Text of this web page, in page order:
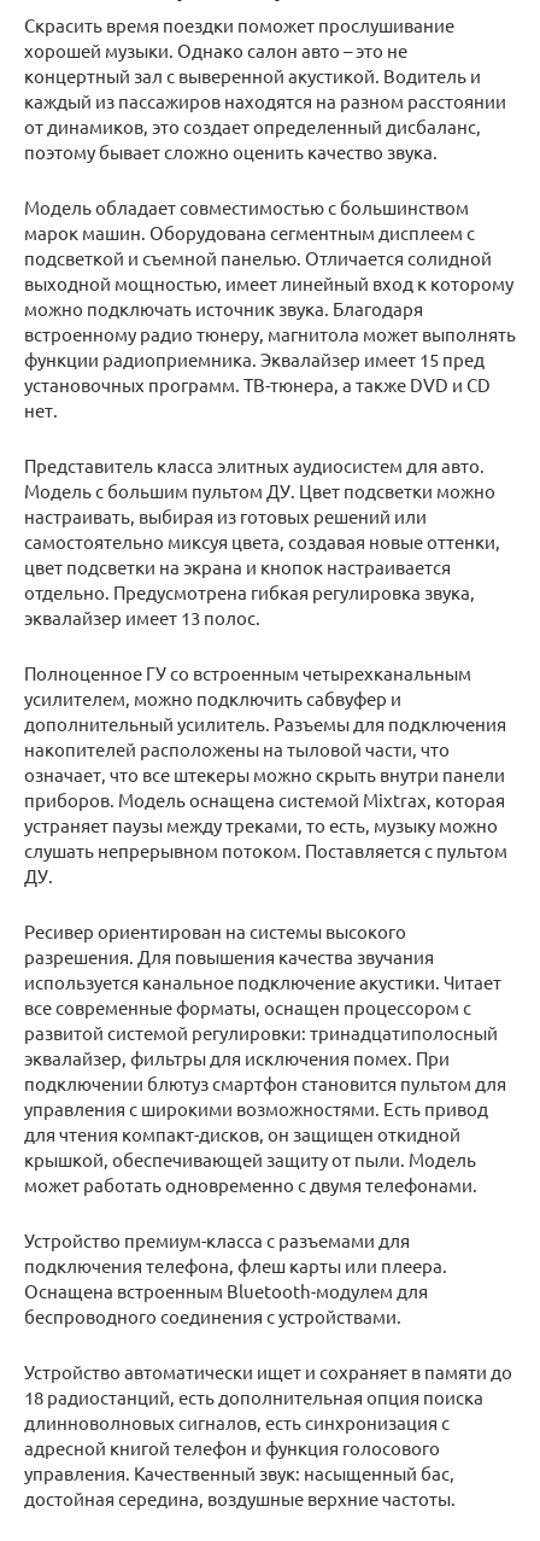
Скрасить время поездки поможет прослушивание
хорошей музыки. Однако салон авто – это не
концертный зал с выверенной акустикой. Водитель и
каждый из пассажиров находятся на разном расстоянии
от динамиков, это создает определенный дисбаланс,
поэтому бывает сложно оценить качество звука.
Модель обладает совместимостью с большинством
марок машин. Оборудована сегментным дисплеем с
подсветкой и съемной панелью. Отличается солидной
выходной мощностью, имеет линейный вход к которому
можно подключать источник звука. Благодаря
встроенному радио тюнеру, магнитола может выполнять
функции радиоприемника. Эквалайзер имеет 15 пред
установочных программ. ТВ-тюнера, а также DVD и CD
нет.
Представитель класса элитных аудиосистем для авто.
Модель с большим пультом ДУ. Цвет подсветки можно
настраивать, выбирая из готовых решений или
самостоятельно миксуя цвета, создавая новые оттенки,
цвет подсветки на экрана и кнопок настраивается
отдельно. Предусмотрена гибкая регулировка звука,
эквалайзер имеет 13 полос.
Полноценное ГУ со встроенным четырехканальным
усилителем, можно подключить сабвуфер и
дополнительный усилитель. Разъемы для подключения
накопителей расположены на тыловой части, что
означает, что все штекеры можно скрыть внутри панели
приборов. Модель оснащена системой Mixtrax, которая
устраняет паузы между треками, то есть, музыку можно
слушать непрерывном потоком. Поставляется с пультом
ДУ.
Ресивер ориентирован на системы высокого
разрешения. Для повышения качества звучания
используется канальное подключение акустики. Читает
все современные форматы, оснащен процессором с
развитой системой регулировки: тринадцатиполосный
эквалайзер, фильтры для исключения помех. При
подключении блютуз смартфон становится пультом для
управления с широкими возможностями. Есть привод
для чтения компакт-дисков, он защищен откидной
крышкой, обеспечивающей защиту от пыли. Модель
может работать одновременно с двумя телефонами.
Устройство премиум-класса с разъемами для
подключения телефона, флеш карты или плеера.
Оснащена встроенным Bluetooth-модулем для
беспроводного соединения с устройствами.
Устройство автоматически ищет и сохраняет в памяти до
18 радиостанций, есть дополнительная опция поиска
длинноволновых сигналов, есть синхронизация с
адресной книгой телефон и функция голосового
управления. Качественный звук: насыщенный бас,
достойная середина, воздушные верхние частоты.